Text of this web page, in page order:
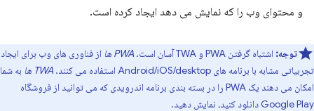
و محتوای وب را که نمایش می دهد ایجاد کرده است.
توجه: اشتباه گرفتن PWA و TWA آسان است. PWA ها
از فناوری های وب برای ایجاد
تجربیاتی مشابه با برنامه های Android/iOS/desktop استفاده می کنند.
TWA ها
به شما
امکان می دهند یک PWA را در بسته بندی برنامه اندرویدی که می توانید از فروشگاه
Google Play دانلود کنید، نمایش دهید.